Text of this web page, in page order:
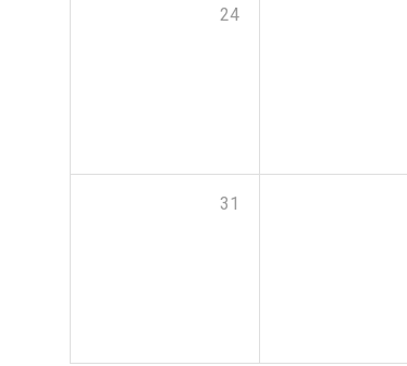
24
31